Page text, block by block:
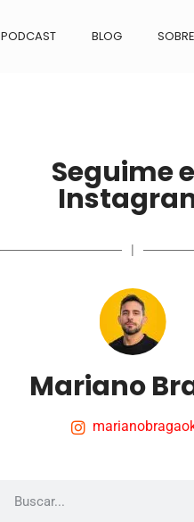
PODCAST BLOG
Seguime
|
Mariano